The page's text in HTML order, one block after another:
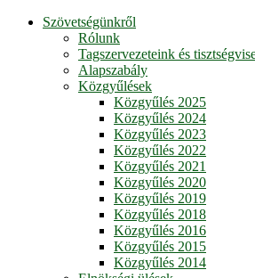
Szövetségünkről
Rólunk
Tagszervezeteink és
Alapszabály
Közgyűlések
Közgyűlés 2025
Közgyűlés 2024
Közgyűlés 2023
Közgyűlés 2022
Közgyűlés 2021
Közgyűlés 2020
Közgyűlés 2019
Közgyűlés 2018
Közgyűlés 2016
Közgyűlés 2015
Közgyűlés 2014